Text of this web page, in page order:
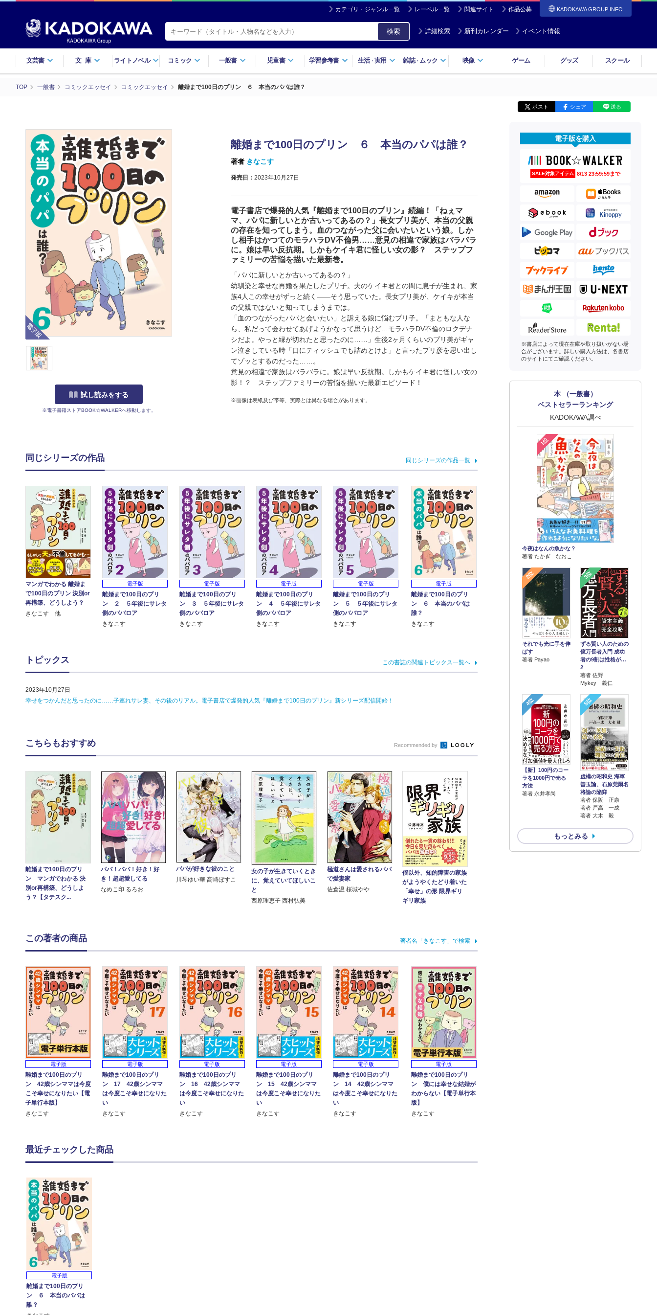
カテゴリ・ジャンル一覧 レーベル一覧 関連サイト 作品公募 KADOKAWA GROUP INFO
検索 詳細検索 新刊カレンダー イベント情報
文芸書 文庫 ライトノベル コミック 一般書 児童書 学習参考書 生活・実用 雑誌・ ムック 映像 ゲーム グッズ スクール
TOP 一般書 コミックエッセイ コミックエッセイ 離婚まで100日のプリン ６ 本当のパパは誰？
ポスト シェア 送る
電子版
試し読みをする
※電子書籍ストアBOOK☆WALKERへ移動します。
離婚まで100日のプリン ６ 本当のパパは誰？
著者 きなこす
発売日： 2023年10月27日
電子書店で爆発的人気『離婚まで100日のプリン』続編！「ねぇマ
マ、パパに新しいとか古いってあるの？」長女プリ美が、本当の父親
の存在を知ってしまう。血のつながった父に会いたいという娘。しか
し相手はかつてのモラハラDV不倫男……意見の相違で家族はバラバラ
に。娘は早い反抗期。しかもケイキ君に怪しい女の影？ ステップフ
ァミリーの苦悩を描いた最新巻。
「パパに新しいとか古いってあるの？」
幼馴染と幸せな再婚を果たしたプリ子。夫のケイキ君との間に息子が生まれ、家
族4人この幸せがずっと続く――そう思っていた。長女プリ美が、ケイキが本当
の父親ではないと知ってしまうまでは。
「血のつながったパパと会いたい」と訴える娘に悩むプリ子。「まともな人な
ら、私だって会わせてあげようかなって思うけど…モラハラDV不倫のロクデナ
シだよ。やっと縁が切れたと思ったのに……」生後2ヶ月くらいのプリ美がギャ
ン泣きしている時「口にティッシュでも詰めとけよ」と言ったプリ彦を思い出し
てゾッとするのだった……。
意見の相違で家族はバラバラに。娘は早い反抗期。しかもケイキ君に怪しい女の
影！？ ステップファミリーの苦悩を描いた最新エピソード！
※画像は表紙及び帯等、実際とは異なる場合があります。
同じシリーズの作品 同じシリーズの作品一覧
マンガでわかる 離婚ま
で100日のプリン 決別or
再構築、どうしよう？
きなこす 他
電子版
離婚まで100日のプリ
ン ２ ５年後にサレタ
側のババロア
きなこす
電子版
離婚まで100日のプリ
ン ３ ５年後にサレタ
側のババロア
きなこす
電子版
離婚まで100日のプリ
ン ４ ５年後にサレタ
側のババロア
きなこす
電子版
離婚まで100日のプリ
ン ５ ５年後にサレタ
側のババロア
きなこす
電子版
離婚まで100日のプリ
ン ６ 本当のパパは
誰？
きなこす
トピックス この書誌の関連トピックス一覧へ
2023年10月27日
幸せをつかんだと思ったのに……子連れサレ妻、その後のリアル。電子書店で爆発的人気『離婚まで100日のプリン』新シリーズ配信開始！
電子版を購入
SALE対象アイテム 8/13 23:59:59まで
※書店によって現在在庫や取り扱いがない場
合がございます。詳しい購入方法は、各書店
のサイトにてご確認ください。
本 （一般書）
ベストセラーランキング
KADOKAWA調べ
1位
今夜はなんの魚かな？
著者 たかぎ なおこ
2位
それでも光に手を伸
ばす
著者 Payao
3位
ずる賢い人のための
億万長者入門 成功
者の9割は性格が…
2
著者 佐野
Mykey 義仁
4位
【新】100円のコー
ラを1000円で売る
方法
著者 永井孝尚
5位
虚構の昭和史 海軍
善玉論、石原莞爾名
将論の陥穽
著者 保阪 正康
著者 戸高 一成
著者 大木 毅
もっとみる
こちらもおすすめ Recommended by
離婚まで100日のプリ
ン マンガでわかる 決
別or再構築、どうしよ
う？【タテスク...
パパ！パパ！好き！好
き！超超愛してる
なめこ印 るろお
パパが好きな彼のこと
川琴ゆい華 高崎ぼすこ
女の子が生きていくとき
に、覚えていてほしいこ
と
西原理恵子 西村弘美
極道さんは愛されるパパ
で愛妻家
佐倉温 桜城やや
僕以外、知的障害の家族
がようやくたどり着いた
「幸せ」の形 限界ギリ
ギリ家族
この著者の商品 著者名「きなこす」で検索
電子版
離婚まで100日のプリ
ン 42歳シンママは今度
こそ幸せになりたい【電
子単行本版】
きなこす
電子版
離婚まで100日のプリ
ン 17 42歳シンママ
は今度こそ幸せになりた
い
きなこす
電子版
離婚まで100日のプリ
ン 16 42歳シンママ
は今度こそ幸せになりた
い
きなこす
電子版
離婚まで100日のプリ
ン 15 42歳シンママ
は今度こそ幸せになりた
い
きなこす
電子版
離婚まで100日のプリ
ン 14 42歳シンママ
は今度こそ幸せになりた
い
きなこす
電子版
離婚まで100日のプリ
ン 僕には幸せな結婚が
わからない【電子単行本
版】
きなこす
最近チェックした商品
電子版
離婚まで100日のプリ
ン ６ 本当のパパは
誰？